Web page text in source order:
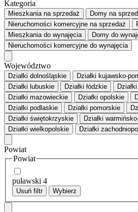
Kategoria
Mieszkaniana sprzedaż Domy na
Nieruchomości komercyjne na sprzedaż
Mieszkaniado wynajęcia Domy do
Nieruchomości komercyjne do wynajęcia
Województwo
Działki dolnośląskie Działki kujawsko-
Działki lubuskie
Działki łódzkie
Działki mazowieckie
Działki opolskie
Działki podlaskie
Działki pomorskie
Działki świętokrzyskie
Działki
Działki wielkopolskie
Działki
Powiat
Powiat
puławski 4
Usuń filtr Wybierz